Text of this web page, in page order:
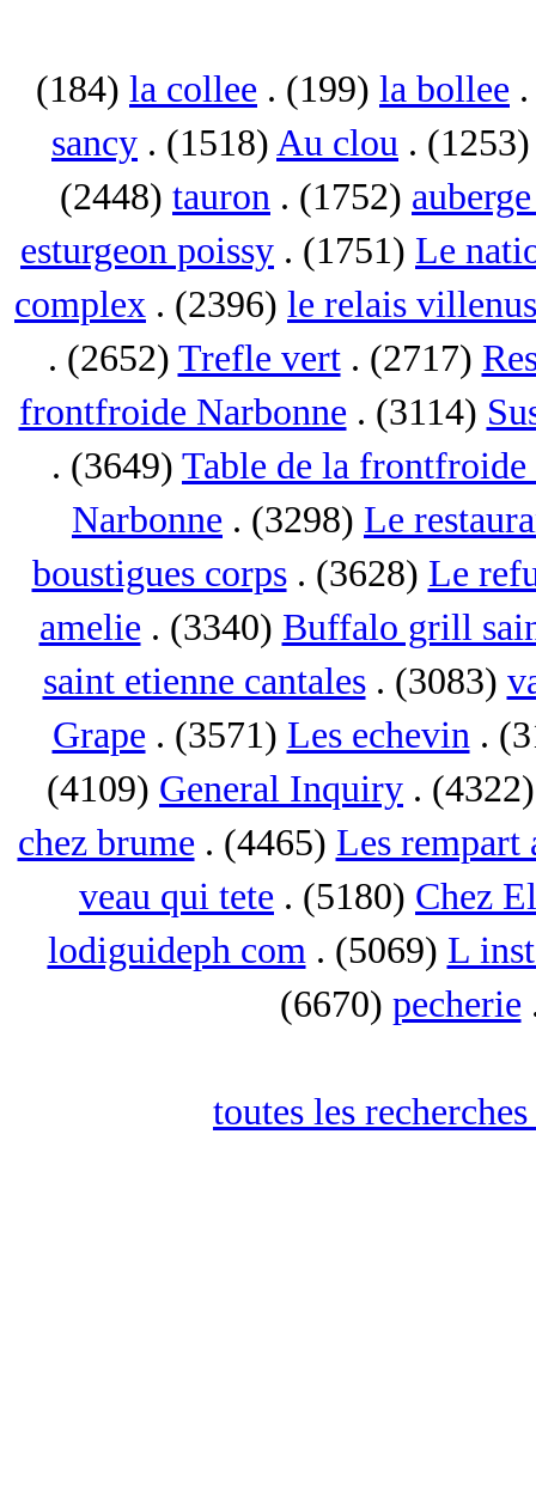
(184) la collee . (199) la bollee
sancy . (1518) Au clou .
(2448) tauron . (1752)
esturgeon poissy . (1751) Le
complex . (2396) le relais villenus
. (2652) Trefle vert. (2717)
frontfroide Narbonne . (3114)
. (3649) Table de la frontfroide
Narbonne . (3298) Le
boustigues corps. (3628) Le
amelie . (3340) Buffalo grill
saint etienne cantales. (3083)
Grape . (3571) Les echevin.
(4109) General Inquiry .
chez brume . (4465) Les rempart
veau qui tete . (5180) Chez
lodiguideph com. (5069) L
(6670) pecherie
toutes les